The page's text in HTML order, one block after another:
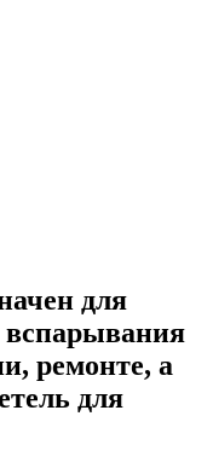
для
вспарывания
ремонте, а
для